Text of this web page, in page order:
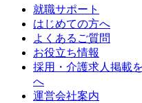
就職サポート
はじめての方へ
よくあるご質問
お役立ち情報
採用・介護求人掲載
へ
運営会社案内